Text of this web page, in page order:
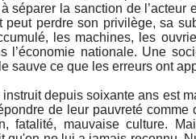
séparer la sanction de l’acteur
peut perdre son privilège, sa
les machines, les
l’économie nationale. Une
sauve ce que les erreurs ont
depuis soixante ans est
de leur pauvreté
fatalité, mauvaise culture.